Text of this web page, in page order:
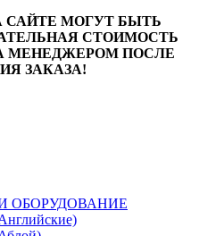
МОГУТ БЫТЬ
СТОИМОСТЬ
МЕНЕДЖЕРОМ ПОСЛЕ
ЗАКАЗА!
ОБОРУДОВАНИЕ